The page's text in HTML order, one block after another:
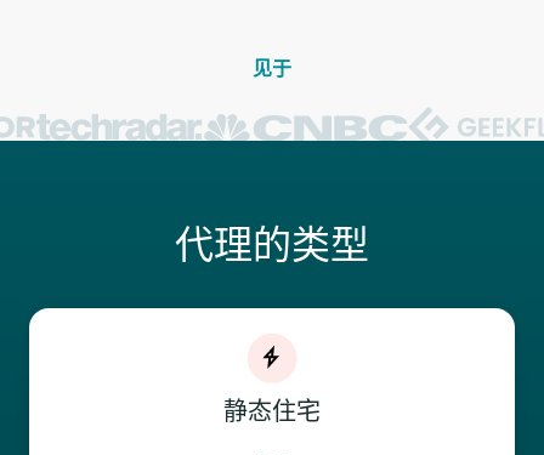
见于
代理的类型
静态住宅